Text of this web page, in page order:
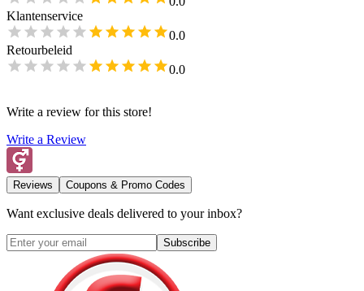
Klantenservice
0.0
Retourbeleid
0.0
Write a review for this store!
Write a Review
Reviews Coupons & Promo Codes
Want exclusive deals delivered to your inbox?
Subscribe